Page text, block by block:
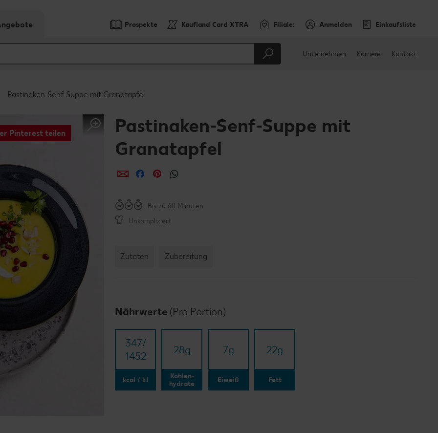
Prospekte Kaufland Card XTRA Filiale: Anmelden Einkaufsliste
Unternehmen Karriere Kontakt
Pastinaken-Senf-Suppe mit Granatapfel
Pinterest teilen
Pastinaken-Senf-Suppe mit
Granatapfel
per E-Mail teilen
per Facebook teilen
per Pinterest teilen
Bis zu 60 Minuten
Unkompliziert
Zutaten Zubereitung
Nährwerte (Pro Portion)
347/​
1452
kcal / kJ
28g
Kohlen-
hydrate
7g
Eiweiß
22g
Fett